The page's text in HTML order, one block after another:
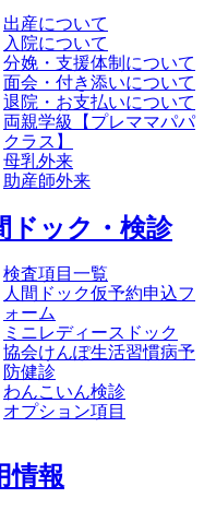
出産について
入院について
分娩・支援体制について
面会・付き添いについて
退院・お支払いについて
両親学級【プレママパパ
クラス】
母乳外来
助産師外来
ドック・検診
検査項目一覧
人間ドック仮予約申込フ
ォーム
ミニレディースドック
協会けんぽ生活習慣病予
防健診
わんこいん検診
オプション項目
情報